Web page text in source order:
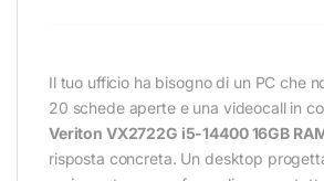
Il tuo ufficio ha bisogno di un PC che
20 schede aperte e una videocall in
Veriton VX2722G i5-14400 16GB
risposta concreta. Un desktop